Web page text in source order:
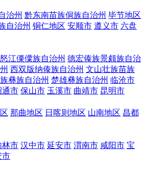
治州 黔东南苗族侗族自治州 毕节地区
自治州 铜仁地区 安顺市 遵义市 六盘
怒江傈僳族自治州 德宏傣族景颇族自治
西双版纳傣族自治州 文山壮族苗族
彝族自治州 楚雄彝族自治州 临沧市
通市 保山市 玉溪市 曲靖市 昆明市
那曲地区 日喀则地区 山南地区 昌都
林市 汉中市 延安市 渭南市 咸阳市 宝
市